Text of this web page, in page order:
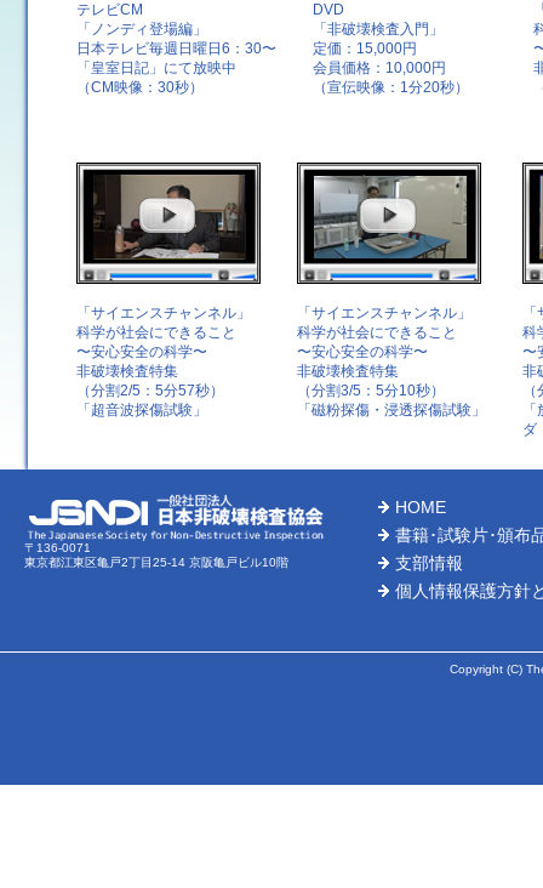
テレビCM
「ノンディ登場編」
日本テレビ毎週日曜日6：30〜
「皇室日記」にて放映中
（CM映像：30秒）
DVD
「非破壊検査入門」
定価：15,000円
会員価格：10,000円
（宣伝映像：1分20秒）
「サイエンスチャンネル」
科学が社会にできること
〜安心安全の科学〜
非破壊検査特集
（分割2/5：5分57秒）
「超音波探傷試験」
「サイエンスチャンネル」
科学が社会にできること
〜安心安全の科学〜
非破壊検査特集
（分割3/5：5分10秒）
「磁粉探傷・浸透探傷試験」
科
〜
非
ダ
〒136-0071
東京都江東区亀戸2丁目25-14 京阪亀戸ビル10階
HOME
書籍･試験片･頒布
支部情報
個人情報保護方針
Copyright (C)